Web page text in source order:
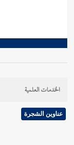
الخدمات العلمية
عناوين الشجرة